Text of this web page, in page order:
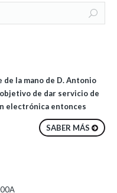
de la mano de D. Antonio
de dar servicio de
electrónica entonces
SABER MÁS